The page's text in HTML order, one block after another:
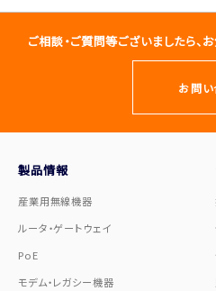
ご相談・ご質問等ございましたら、
お問
製品情報
産業用無線機器
ルータ・ゲートウェイ
PoE
モデム・レガシー機器